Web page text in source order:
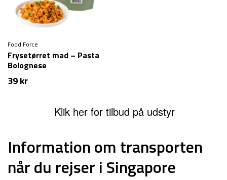
Food Force
Frysetørret mad – Pasta
Bolognese
39kr
Klik her for tilbud på udstyr
Information om transporten
når du rejser i Singapore